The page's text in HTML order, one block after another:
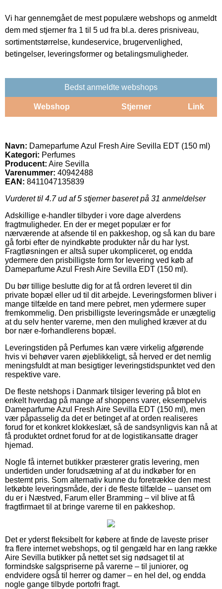
Vi har gennemgået de mest populære webshops og anmeldt
dem med stjerner fra 1 til 5 ud fra bl.a. deres prisniveau,
sortimentstørrelse, kundeservice, brugervenlighed,
betingelser, leveringsformer og betalingsmuligheder.
Bedst anmeldte webshops
Webshop Stjerner Link
Navn: Dameparfume Azul Fresh Aire Sevilla EDT (150 ml)
Kategori: Perfumes
Producent: Aire Sevilla
Varenummer: 40942488
EAN: 8411047135839
Vurderet til 4.7ud af 5 stjerner baseret på 31 anmeldelser
Adskillige e-handler tilbyder i vore dage alverdens
fragtmuligheder. En der er meget populær er for
nærværende at afsende til en pakkeshop, og så kan du bare
gå forbi efter de nyindkøbte produkter når du har lyst.
Fragtløsningen er altså super ukompliceret, og endda
ydermere den prisbilligste form for levering ved køb af
Dameparfume Azul Fresh Aire Sevilla EDT (150 ml).
Du bør tillige beslutte dig for at få ordren leveret til din
private bopæl eller ud til dit arbejde. Leveringsformen bliver i
mange tilfælde en tand mere pebret, men ydermere super
fremkommelig. Den prisbilligste leveringsmåde er unægtelig
at du selv henter varerne, men den mulighed kræver at du
bor nær e-forhandlerens bopæl.
Leveringstiden på Perfumes kan være virkelig afgørende
hvis vi behøver varen øjeblikkeligt, så herved er det nemlig
meningsfuldt at man besigtiger leveringstidspunktet ved den
respektive vare.
De fleste netshops i Danmark tilsiger levering på blot en
enkelt hverdag på mange af shoppens varer, eksempelvis
Dameparfume Azul Fresh Aire Sevilla EDT (150 ml), men
vær påpasselig da det er betinget af at orden realiseres
forud for et konkret klokkeslæt, så de sandsynligvis kan nå at
få produktet ordnet forud for at de logistikansatte drager
hjemad.
Nogle få internet butikker præsterer gratis levering, men
undertiden under forudsætning af at du indkøber for en
bestemt pris. Som alternativ kunne du foretrække den mest
letkøbte leveringsmåde, der i de fleste tilfælde – uanset om
du er i Næstved, Farum eller Bramming – vil blive at få
fragtfirmaet til at bringe varerne til en pakkeshop.
Det er yderst fleksibelt for købere at finde de laveste priser
fra flere internet webshops, og til gengæld har en lang række
Aire Sevilla butikker på nettet set sig nødsaget til at
formindske salgspriserne på varerne – til juniorer, og
endvidere også til herrer og damer – en hel del, og endda
nogle gange tilbyde portofri fragt.